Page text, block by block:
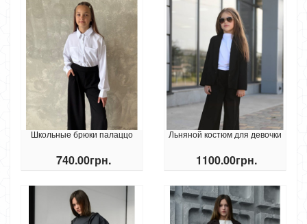
Школьные брюки палаццо
740.00грн.
Льняной костюм для девочки
1100.00грн.